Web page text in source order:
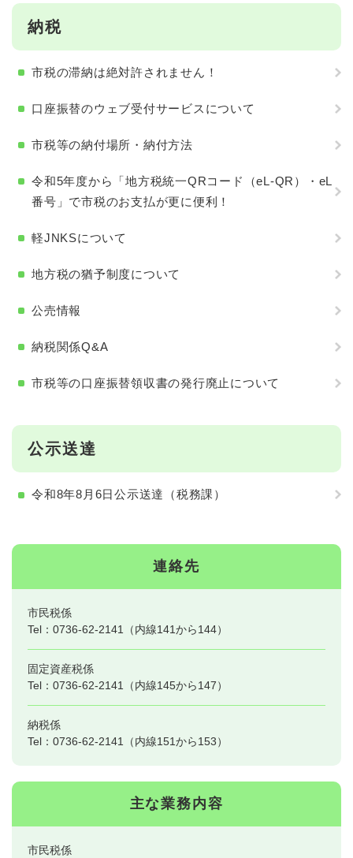
納税
市税の滞納は絶対許されません！
口座振替のウェブ受付サービスについて
市税等の納付場所・納付方法
令和5年度から「地方税統一QRコード（eL-QR）・eL
番号」で市税のお支払が更に便利！
軽JNKSについて
地方税の猶予制度について
公売情報
納税関係Q&A
市税等の口座振替領収書の発行廃止について
公示送達
令和8年8月6日公示送達（税務課）
連絡先
市民税係
Tel：0736-62-2141（内線141から144）
固定資産税係
Tel：0736-62-2141（内線145から147）
納税係
Tel：0736-62-2141（内線151から153）
主な業務内容
市民税係